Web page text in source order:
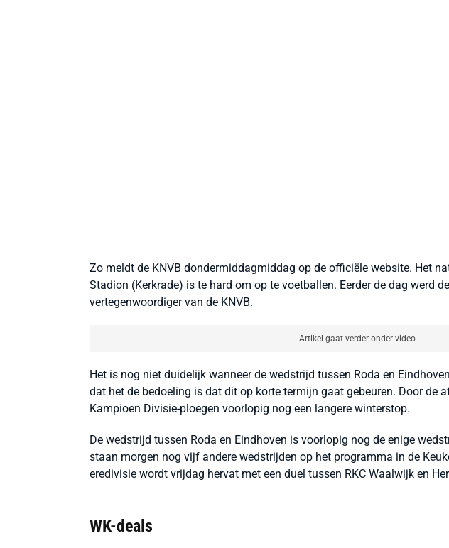
Zo meldt de KNVB dondermiddagmiddag op de officiële website. Het
Stadion (Kerkrade) is te hard om op te voetballen. Eerder de dag werd
vertegenwoordiger van de KNVB.
Artikel gaat verder onder video
Het is nog niet duidelijk wanneer de wedstrijd tussen Roda en
dat het de bedoeling is dat dit op korte termijn gaat gebeuren. Door de
Kampioen Divisie-ploegen voorlopig nog een langere winterstop.
De wedstrijd tussen Roda en Eindhoven is voorlopig nog de enige
staan morgen nog vijf andere wedstrijden op het programma in de
eredivisie wordt vrijdag hervat met een duel tussen RKC Waalwijk en
WK-deals